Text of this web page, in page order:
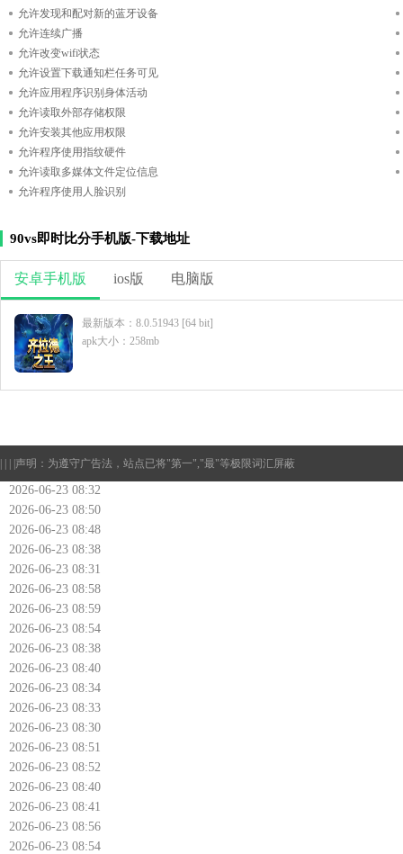
允许发现和配对新的蓝牙设备
允许连续广播
允许改变wifi状态
允许设置下载通知栏任务可见
允许应用程序识别身体活动
允许读取外部存储权限
允许安装其他应用权限
允许程序使用指纹硬件
允许读取多媒体文件定位信息
允许程序使用人脸识别
90vs即时比分手机版-下载地址
安卓手机版 ios版 电脑版
最新版本：8.0.51943 [64 bit]
apk大小：258mb
声明：为遵守广告法，站点已将"第一","最"等极限词汇屏蔽
2026-06-23 08:32
2026-06-23 08:50
2026-06-23 08:48
2026-06-23 08:38
2026-06-23 08:31
2026-06-23 08:58
2026-06-23 08:59
2026-06-23 08:54
2026-06-23 08:38
2026-06-23 08:40
2026-06-23 08:34
2026-06-23 08:33
2026-06-23 08:30
2026-06-23 08:51
2026-06-23 08:52
2026-06-23 08:40
2026-06-23 08:41
2026-06-23 08:56
2026-06-23 08:54